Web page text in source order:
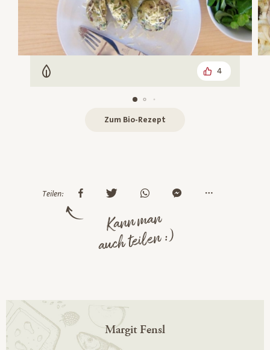
Vegetarisch 4
Zum Bio-Rezept
Teilen:
Kann man
auch teilen :)
Margit Fensl